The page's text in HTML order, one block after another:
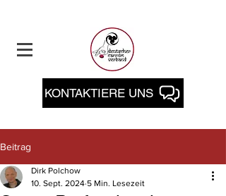
KONTAKTIERE UNS
Beitrag
Dirk Polchow
10. Sept. 2024 5 Min. Lesezeit